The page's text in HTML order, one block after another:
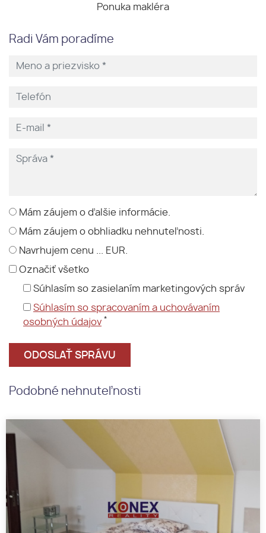
Ponuka makléra
Radi Vám poradíme
Mám záujem o ďalšie informácie.
Mám záujem o obhliadku nehnuteľnosti.
Navrhujem cenu ... EUR.
Označiť všetko
Súhlasím so zasielaním marketingových správ
Súhlasím so spracovaním a uchovávaním
osobných údajov *
Podobné nehnuteľnosti